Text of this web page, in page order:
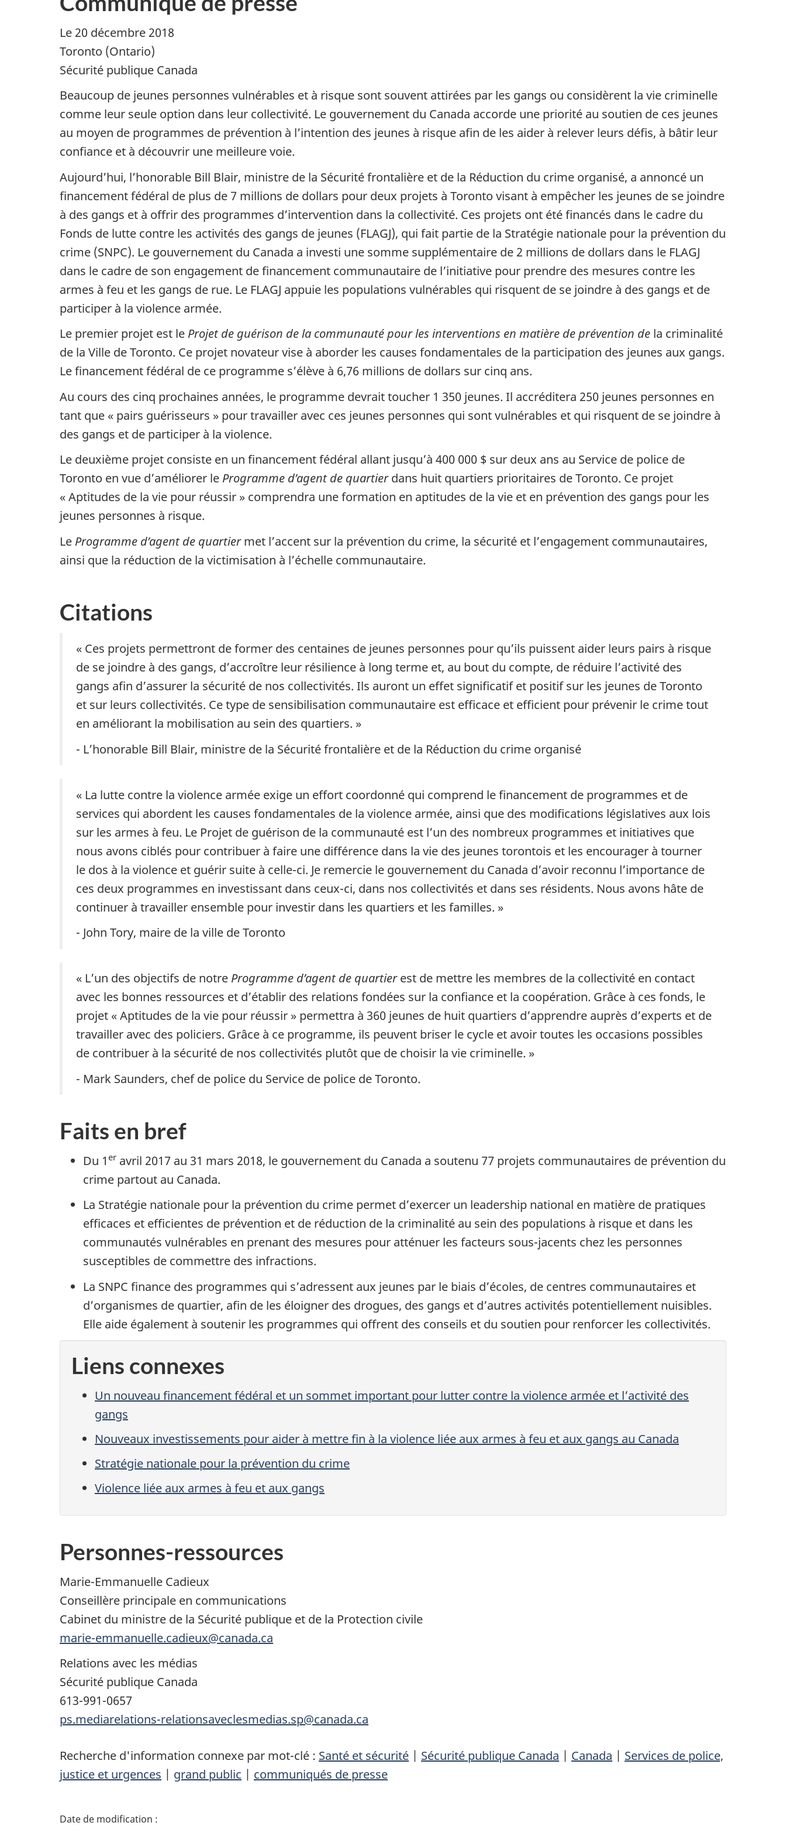
Le 20 décembre 2018
Toronto (Ontario)
Sécurité publique Canada
Beaucoup de jeunes personnes vulnérables et à risque sont souvent attirées par les gangs ou considèrent la vie criminelle
comme leur seule option dans leur collectivité. Le gouvernement du Canada accorde une priorité au soutien de ces jeunes
au moyen de programmes de prévention à l’intention des jeunes à risque afin de les aider à relever leurs défis, à bâtir leur
confiance et à découvrir une meilleure voie.
Aujourd’hui, l’honorable Bill Blair, ministre de la Sécurité frontalière et de la Réduction du crime organisé, a annoncé un
financement fédéral de plus de 7 millions de dollars pour deux projets à Toronto visant à empêcher les jeunes de se joindre
à des gangs et à offrir des programmes d’intervention dans la collectivité. Ces projets ont été financés dans le cadre du
Fonds de lutte contre les activités des gangs de jeunes (FLAGJ), qui fait partie de la Stratégie nationale pour la prévention du
crime (SNPC). Le gouvernement du Canada a investi une somme supplémentaire de 2 millions de dollars dans le FLAGJ
dans le cadre de son engagement de financement communautaire de l’initiative pour prendre des mesures contre les
armes à feu et les gangs de rue. Le FLAGJ appuie les populations vulnérables qui risquent de se joindre à des gangs et de
participer à la violence armée.
Le premier projet est le Projet de guérison de la communauté pour les interventions en matière de prévention de la criminalité
de la Ville de Toronto. Ce projet novateur vise à aborder les causes fondamentales de la participation des jeunes aux gangs.
Le financement fédéral de ce programme s’élève à 6,76 millions de dollars sur cinq ans.
Au cours des cinq prochaines années, le programme devrait toucher 1 350 jeunes. Il accréditera 250 jeunes personnes en
tant que « pairs guérisseurs » pour travailler avec ces jeunes personnes qui sont vulnérables et qui risquent de se joindre à
des gangs et de participer à la violence.
Le deuxième projet consiste en un financement fédéral allant jusqu’à 400 000 $ sur deux ans au Service de police de
Toronto en vue d’améliorer le Programme d’agent de quartierdans huit quartiers prioritaires de Toronto. Ce projet
« Aptitudes de la vie pour réussir » comprendra une formation en aptitudes de la vie et en prévention des gangs pour les
jeunes personnes à risque.
Le Programme d’agent de quartiermet l’accent sur la prévention du crime, la sécurité et l’engagement communautaires,
ainsi que la réduction de la victimisation à l’échelle communautaire.
Citations
« Ces projets permettront de former des centaines de jeunes personnes pour qu’ils puissent aider leurs pairs à risque
de se joindre à des gangs, d’accroître leur résilience à long terme et, au bout du compte, de réduire l’activité des
gangs afin d’assurer la sécurité de nos collectivités. Ils auront un effet significatif et positif sur les jeunes de Toronto
et sur leurs collectivités. Ce type de sensibilisation communautaire est efficace et efficient pour prévenir le crime tout
en améliorant la mobilisation au sein des quartiers. »
- L’honorable Bill Blair, ministre de la Sécurité frontalière et de la Réduction du crime organisé
« La lutte contre la violence armée exige un effort coordonné qui comprend le financement de programmes et de
services qui abordent les causes fondamentales de la violence armée, ainsi que des modifications législatives aux lois
sur les armes à feu. Le Projet de guérison de la communauté est l’un des nombreux programmes et initiatives que
nous avons ciblés pour contribuer à faire une différence dans la vie des jeunes torontois et les encourager à tourner
le dos à la violence et guérir suite à celle-ci. Je remercie le gouvernement du Canada d’avoir reconnu l’importance de
ces deux programmes en investissant dans ceux-ci, dans nos collectivités et dans ses résidents. Nous avons hâte de
continuer à travailler ensemble pour investir dans les quartiers et les familles. »
- John Tory, maire de la ville de Toronto
« L’un des objectifs de notre Programme d’agent de quartierest de mettre les membres de la collectivité en contact
avec les bonnes ressources et d’établir des relations fondées sur la confiance et la coopération. Grâce à ces fonds, le
projet « Aptitudes de la vie pour réussir » permettra à 360 jeunes de huit quartiers d’apprendre auprès d’experts et de
travailler avec des policiers. Grâce à ce programme, ils peuvent briser le cycle et avoir toutes les occasions possibles
de contribuer à la sécurité de nos collectivités plutôt que de choisir la vie criminelle. »
- Mark Saunders, chef de police du Service de police de Toronto.
Faits en bref
Du 1 er avril 2017 au 31 mars 2018, le gouvernement du Canada a soutenu 77 projets communautaires de prévention du
crime partout au Canada.
La Stratégie nationale pour la prévention du crime permet d’exercer un leadership national en matière de pratiques
efficaces et efficientes de prévention et de réduction de la criminalité au sein des populations à risque et dans les
communautés vulnérables en prenant des mesures pour atténuer les facteurs sous-jacents chez les personnes
susceptibles de commettre des infractions.
La SNPC finance des programmes qui s’adressent aux jeunes par le biais d’écoles, de centres communautaires et
d’organismes de quartier, afin de les éloigner des drogues, des gangs et d’autres activités potentiellement nuisibles.
Elle aide également à soutenir les programmes qui offrent des conseils et du soutien pour renforcer les collectivités.
Liens connexes
Un nouveau financement fédéral et un sommet important pour lutter contre la violence armée et l’activité des
gangs
Nouveaux investissements pour aider à mettre fin à la violence liée aux armes à feu et aux gangs au Canada
Stratégie nationale pour la prévention du crime
Violence liée aux armes à feu et aux gangs
Personnes-ressources
Marie-Emmanuelle Cadieux
Conseillère principale en communications
Cabinet du ministre de la Sécurité publique et de la Protection civile
marie-emmanuelle.cadieux@canada.ca
Relations avec les médias
Sécurité publique Canada
613-991-0657
ps.mediarelations-relationsaveclesmedias.sp@canada.ca
Recherche d'information connexe par mot-clé : Santé et sécurité | Sécurité publique Canada | Canada | Services de police,
justice et urgences | grand public | communiqués de presse
D